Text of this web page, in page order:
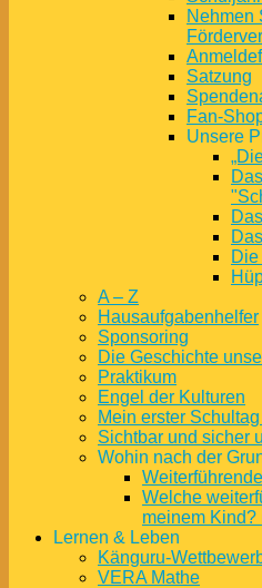
Nehmen
Satzung
Fan-
Unsere
A – Z
Hausaufgabenhelfer
Sponsoring
Die Geschichte
Praktikum
Engel der Kulturen
Mein erster
Sichtbar und sicher
Wohin nach der
Welche
meinem Kind?
Lernen & Leben
Känguru-
VERA Mathe